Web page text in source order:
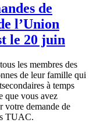
de
l’Union
le 20 juin
les membres des
de leur famille qui
à temps
que vous avez
votre demande de
TUAC.